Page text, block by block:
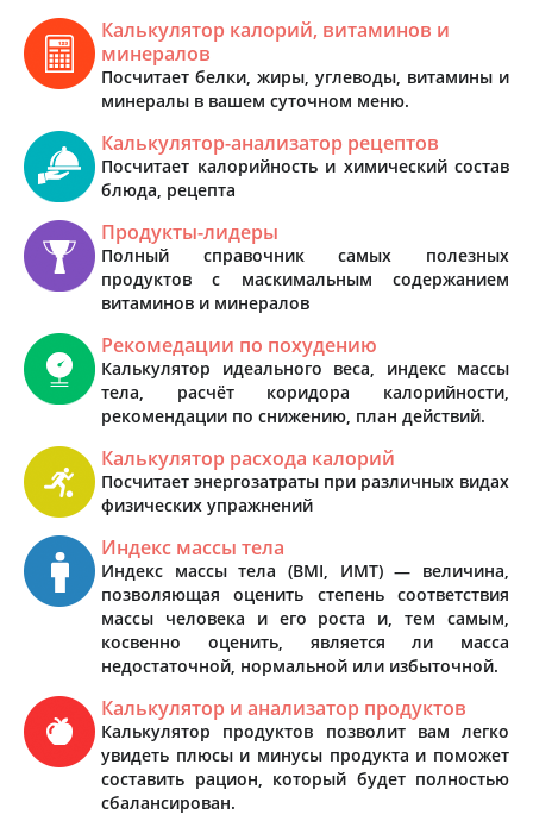
Калькулятор калорий, витаминов и
минералов
Посчитает белки, жиры, углеводы, витамины и
минералы в вашем суточном меню.
Калькулятор-анализатор рецептов
Посчитает калорийность и химический состав
блюда, рецепта
Продукты-лидеры
Полный справочник самых полезных
продуктов с маскимальным содержанием
витаминов и минералов
Рекомедации по похудению
Калькулятор идеального веса, индекс массы
тела, расчёт коридора калорийности,
рекомендации по снижению, план действий.
Калькулятор расхода калорий
Посчитает энергозатраты при различных видах
физических упражнений
Индекс массы тела
Индекс массы тела (BMI, ИМТ) — величина,
позволяющая оценить степень соответствия
массы человека и его роста и, тем самым,
косвенно оценить, является ли масса
недостаточной, нормальной или избыточной.
Калькулятор и анализатор продуктов
Калькулятор продуктов позволит вам легко
увидеть плюсы и минусы продукта и поможет
составить рацион, который будет полностью
сбалансирован.